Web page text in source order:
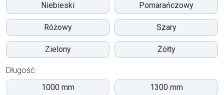
Niebieski Pomarańczowy
Różowy Szary
Zielony Żółty
Długość:
1000 mm
1300 mm